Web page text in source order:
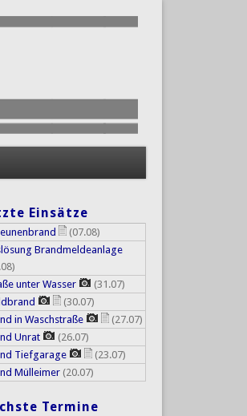
Einsätze
(07.08)
Brandmeldeanlage
unter Wasser
(31.07)
(30.07)
in Waschstraße
(27.07)
Unrat
(26.07)
Tiefgarage
(23.07)
Mülleimer (20.07)
Termine